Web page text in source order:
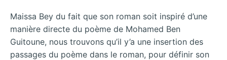
Maissa Bey du fait que son roman soit inspiré d’une
manière directe du poème de Mohamed Ben
Guitoune, nous trouvons qu’il y’a une insertion des
passages du poème dans le roman, pour définir son